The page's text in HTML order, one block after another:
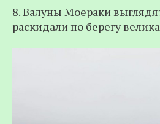
8. Валуны Моераки
раскидали по берегу